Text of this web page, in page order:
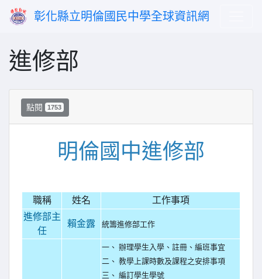
彰化縣立明倫國民中學全球資訊網
進修部
點閱 1753
明倫國中進修部
職稱 姓名
工作事項
進修部主
任
賴金露 統籌進修部工作
一、 辦理學生入學、註冊、編班事宜
二、 教學上課時數及課程之安排事項
三、 編訂學生學號